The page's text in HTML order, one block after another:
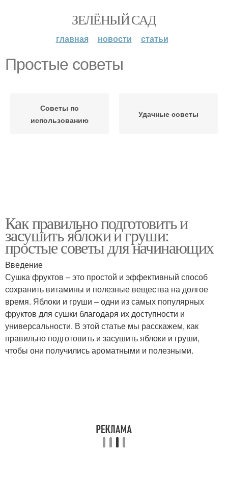
ЗЕЛЁНЫЙ САД
главная новости статьи
Простые советы
Советы по
использованию
Удачные советы
Как правильно подготовить и
засушить яблоки и груши:
простые советы для начинающих
Введение
Сушка фруктов – это простой и эффективный способ
сохранить витамины и полезные вещества на долгое
время. Яблоки и груши – одни из самых популярных
фруктов для сушки благодаря их доступности и
универсальности. В этой статье мы расскажем, как
правильно подготовить и засушить яблоки и груши,
чтобы они получились ароматными и полезными.